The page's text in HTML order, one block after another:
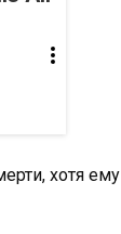
хотя ему